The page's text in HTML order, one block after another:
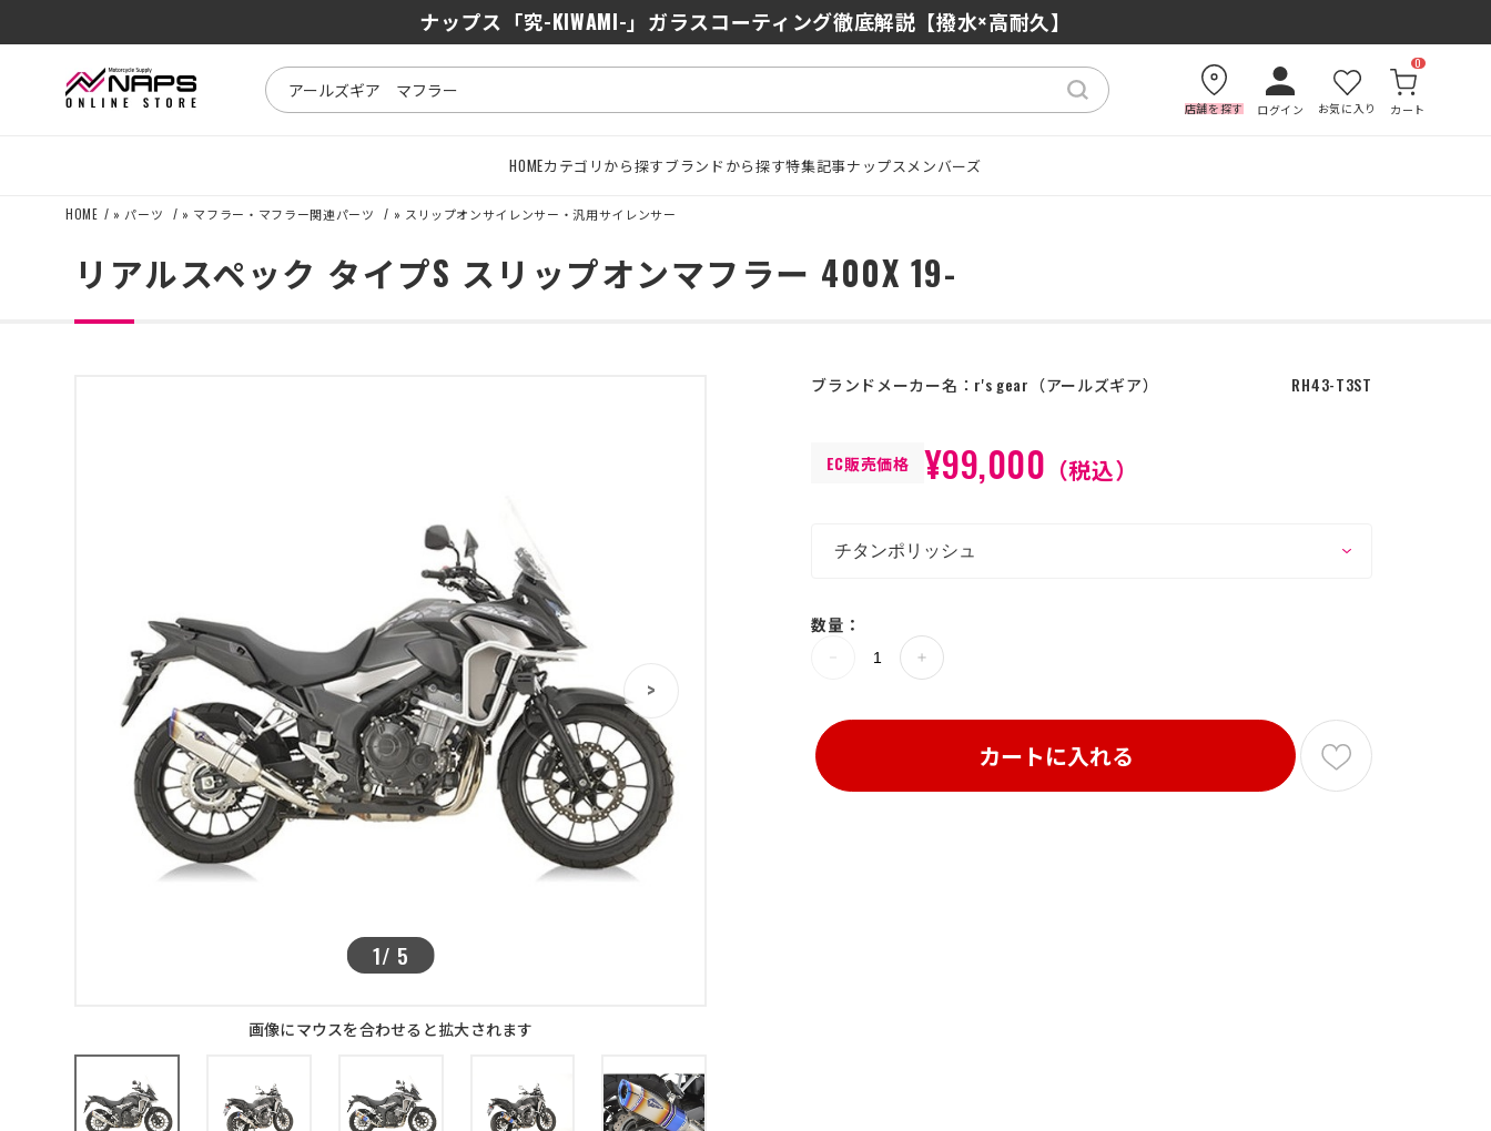
ナップス「究-KIWAMI-」ガラスコーティング徹底解説【撥水×高耐久】
SENA J30/J10を徹底比較｜コスパ最強インカムはどっち？初心者にもおすすめの理由
店舗を探す ログイン お気に入り カート
0
HOMEカテゴリから探すブランドから探す特集記事ナップスメンバーズ
HOME » パーツ » マフラー・マフラー関連パーツ » スリップオンサイレンサー・汎用サイレンサー
リアルスペック タイプS スリップオンマフラー 400X 19-
1/ 5
> >
画像にマウスを合わせると拡大されます
ブランドメーカー名： r's gear アールズギア RH43-T3ST
EC販売価格 ¥99,000 （税込）
数量：
カートに入れる